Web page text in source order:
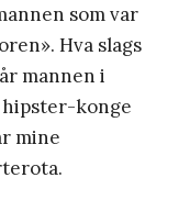
som var
Hva slags
mannen i
hipster-konge
mine